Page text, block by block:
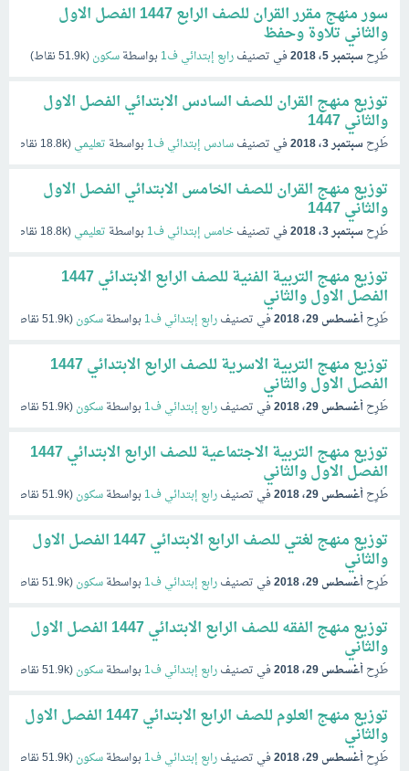
سور منهج مقرر القران للصف الرابع 1447 الفصل الاول
والثاني تلاوة وحفظ
طُرِح سبتمبر 5، 2018 في تصنيفرابع إبتدائي ف1 بواسطةسكون(
51.9kنقاط)
توزيع منهج القران للصف السادس الابتدائي الفصل الاول
والثاني 1447
طُرِح سبتمبر 3، 2018 في تصنيفسادس إبتدائي ف1 بواسطة تعليمي(
18.8kنقاط)
توزيع منهج القران للصف الخامس الابتدائي الفصل الاول
والثاني 1447
طُرِح سبتمبر 3، 2018 في تصنيفخامس إبتدائي ف1 بواسطة تعليمي(
18.8kنقاط)
توزيع منهج التربية الفنية للصف الرابع الابتدائي 1447
الفصل الاول والثاني
طُرِحأغسطس 29، 2018 في تصنيفرابع إبتدائي ف1 بواسطةسكون(
51.9kنقاط)
توزيع منهج التربية الاسرية للصف الرابع الابتدائي 1447
الفصل الاول والثاني
طُرِحأغسطس 29، 2018 في تصنيفرابع إبتدائي ف1 بواسطةسكون(
51.9kنقاط)
توزيع منهج التربية الاجتماعية للصف الرابع الابتدائي 1447
الفصل الاول والثاني
طُرِحأغسطس 29، 2018 في تصنيفرابع إبتدائي ف1 بواسطةسكون(
51.9kنقاط)
توزيع منهج لغتي للصف الرابع الابتدائي 1447 الفصل الاول
والثاني
طُرِحأغسطس 29، 2018 في تصنيفرابع إبتدائي ف1 بواسطةسكون(
51.9kنقاط)
توزيع منهج الفقه للصف الرابع الابتدائي 1447 الفصل الاول
والثاني
طُرِحأغسطس 29، 2018 في تصنيفرابع إبتدائي ف1 بواسطةسكون(
51.9kنقاط)
توزيع منهج العلوم للصف الرابع الابتدائي 1447 الفصل الاول
والثاني
طُرِحأغسطس 29، 2018 في تصنيفرابع إبتدائي ف1 بواسطةسكون(
51.9kنقاط)